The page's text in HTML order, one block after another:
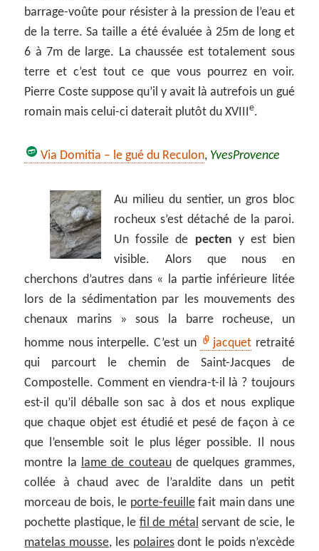
barrage-voûte pour résister à la pression de l’eau et
de la terre. Sa taille a été évaluée à 25m de long et
6 à 7m de large. La chaussée est totalement sous
terre et c’est tout ce que vous pourrez en voir.
Pierre Coste suppose qu’il y avait là autrefois un gué
romain mais celui-ci daterait plutôt du XVIIIe.
Via Domitia – le gué du Reculon, YvesProvence
Au milieu du sentier, un gros bloc
rocheux s’est détaché de la paroi.
Un fossile de pecten y est bien
visible. Alors que nous en
cherchons d’autres dans « la partie inférieure litée
lors de la sédimentation par les mouvements des
chenaux marins » sous la barre rocheuse, un
homme nous interpelle. C’est un
jacquet retraité
qui parcourt le chemin de Saint-Jacques de
Compostelle. Comment en viendra-t-il là ? toujours
est-il qu’il déballe son sac à dos et nous explique
que chaque objet est étudié et pesé de façon à ce
que l’ensemble soit le plus léger possible. Il nous
montre la lame de couteaude quelques grammes,
collée à chaud avec de l’araldite dans un petit
morceau de bois, le porte-feuillefait main dans une
pochette plastique, le fil de métal servant de scie, le
matelas mousse, les polairesdont le poids n’excède